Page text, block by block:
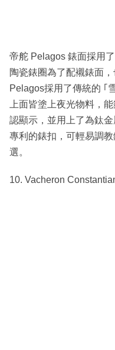
帝舵 Pelagos 錶面採用
陶瓷錶圈為了配襯錶面
Pelagos採用了傳統的 ｢
上面皆塗上夜光物料，
認顯示，並用上了為鈦
專利的錶扣，可輕易調
選。
10. Vacheron